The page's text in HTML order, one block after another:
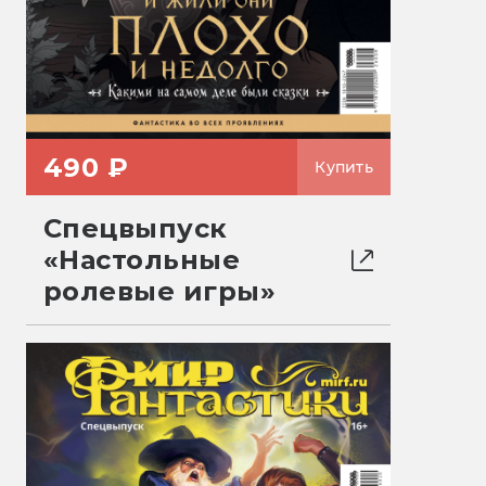
490 ₽ Купить
Спецвыпуск
«Настольные
ролевые игры»